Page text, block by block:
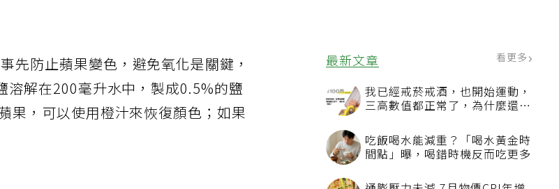
最新文章 看更多
我已經戒菸戒酒，也開始運動，
三高數值都正常了，為什麼還不
吃飯喝水能減重？「喝水黃金時
間點」曝，喝錯時機反而吃更多
先防止蘋果變色，避免氧化是關鍵，
解在200毫升水中，製成0.5%的鹽
果，可以使用橙汁來恢復顏色；如果